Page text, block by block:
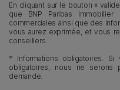
En cliquant sur le bouton «
que BNP Paribas
commerciales ainsi que des
vous aurez exprimée, et vous
conseillers.
* Informations obligatoires.
obligatoires, nous ne
demande.